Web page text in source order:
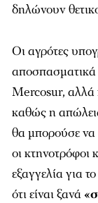
δηλώνουν
Οι αγρότες
Mercosur, αλλά
καθώς η
θα μπορούσε να
οι
εξαγγελία για
ότι είναι ξανά